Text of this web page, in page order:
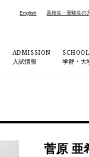
English 高校生・受験生の
ADMISSION
入試情報 学群・大
菅原 亜